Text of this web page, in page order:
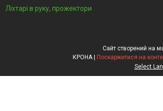
Ліхтарі в руку, прожектори
Сайт створений на
Поскаржитися на
Select